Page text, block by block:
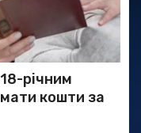
річним
кошти за